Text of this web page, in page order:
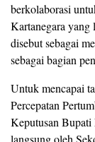
berkolaborasi
Kartanegara
disebut sebagai
sebagai bagian
Untuk mencapai
Percepatan
Keputusan
langsung oleh